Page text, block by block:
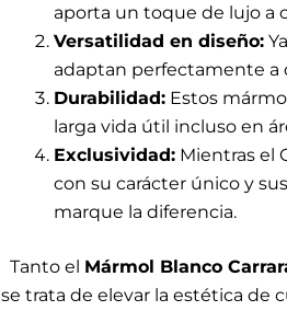
aporta un toque de lujo a
Versatilidad en diseño:
adaptan perfectamente a
Durabilidad: Estos
larga vida útil incluso en
Exclusividad: Mientras el
con su carácter único y
marque la diferencia.
Tanto el Mármol Blanco
se trata de elevar la estética de